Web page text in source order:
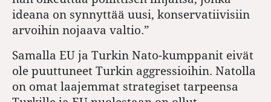
ideana on synnyttää uusi, konservatiivisiin
arvoihin nojaava valtio.”
Samalla EU ja Turkin Nato-kumppanit eivät
ole puuttuneet Turkin aggressioihin. Natolla
on omat laajemmat strategiset tarpeensa